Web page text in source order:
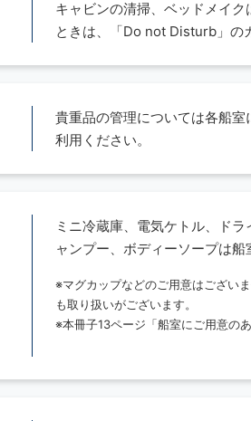
キャビンの清掃、ベッドメイ
ときは、「Do not Disturb」の
貴重品の管理については各船
利用ください。
ミニ冷蔵庫、電気ケトル、ド
ャンプー、ボディーソープは船
※マグカップなどのご用意はござい
も取り扱いがございます。
※本冊子13ページ「船室にご用意の